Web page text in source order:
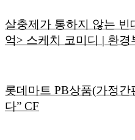
살충제가 통하지 않는
억> 스케치 코미디 | 환경
롯데마트 PB상품(가정
다” CF